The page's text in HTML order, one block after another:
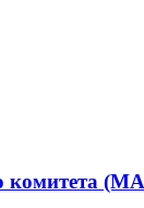
комитета